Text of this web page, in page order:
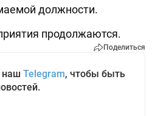
должности.
продолжаются.
Поделиться
наш Telegram, чтобы быть